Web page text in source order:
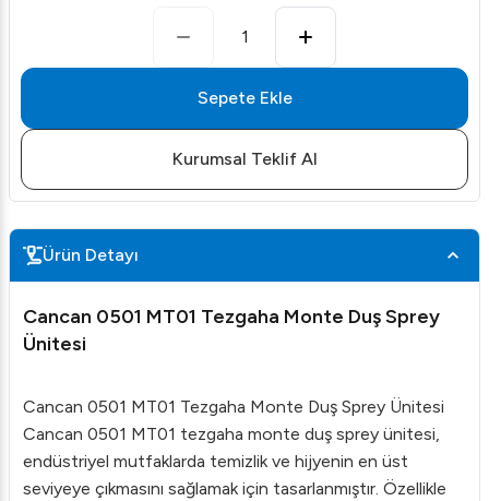
1
Sepete Ekle
Kurumsal Teklif Al
Ürün Detayı
Cancan 0501 MT01 Tezgaha Monte Duş Sprey
Ünitesi
Cancan 0501 MT01 Tezgaha Monte Duş Sprey Ünitesi
Cancan 0501 MT01 tezgaha monte duş sprey ünitesi,
endüstriyel mutfaklarda temizlik ve hijyenin en üst
seviyeye çıkmasını sağlamak için tasarlanmıştır. Özellikle